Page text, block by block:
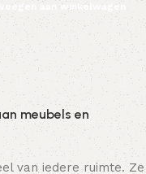
aan winkelwagen
meubels en
van iedere ruimte. Ze